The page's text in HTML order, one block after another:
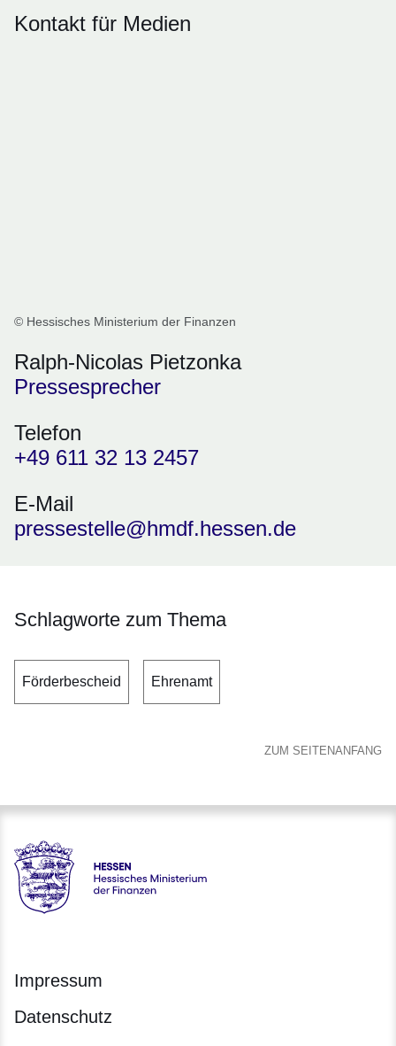
Kontakt für Medien
© Hessisches Ministerium der Finanzen
Ralph-Nicolas Pietzonka
Pressesprecher
Telefon
+49 611 32 13 2457
E-Mail
pressestelle@hmdf.hessen.de
Schlagworte zum Thema
Förderbescheid Ehrenamt
ZUM SEITENANFANG
Hessen - Hessisches Ministerium der Finanzen
Impressum
Datenschutz